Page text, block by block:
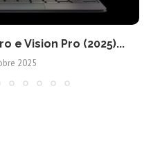
e Vision Pro (2025)...
2025